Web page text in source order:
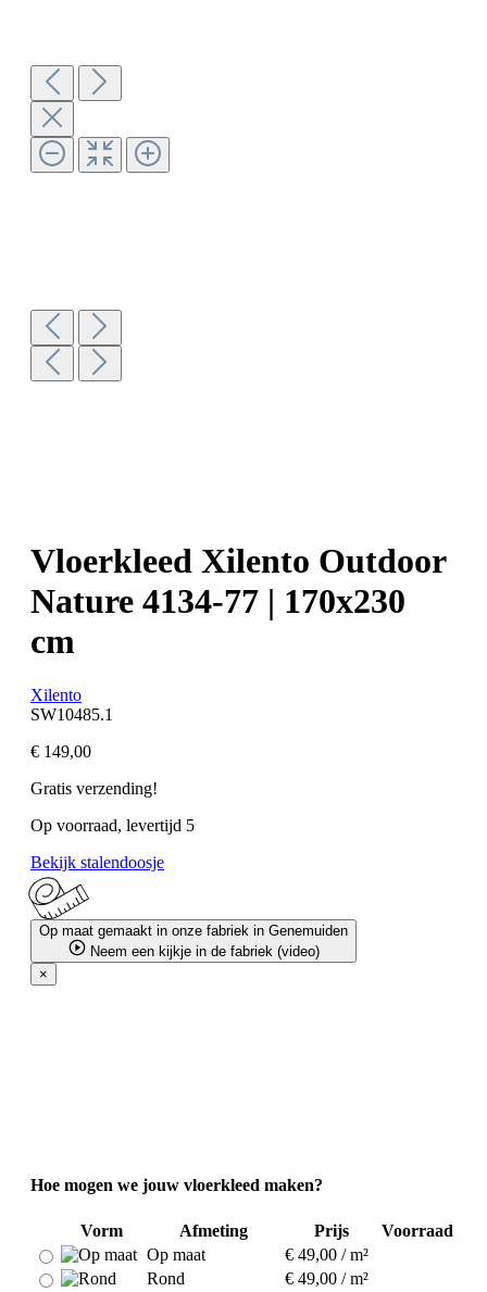
Vloerkleed Xilento Outdoor
Nature 4134-77 | 170x230
cm
Xilento
SW10485.1
€ 149,00
Gratis verzending!
Op voorraad, levertijd 5
Bekijk stalendoosje
Op maat gemaakt in onze fabriek in Genemuiden
Neem een kijkje in de fabriek (video)
×
Hoe mogen we jouw vloerkleed maken?
Vorm Afmeting Prijs
Voorraad
Op maat
€ 49,00 / m²
Rond
€ 49,00 / m²